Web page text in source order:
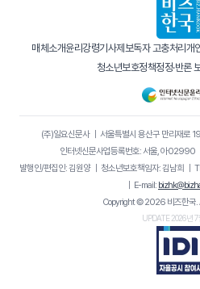
매체소개윤리강령기사제보독자 고충처리 개
청소년보호정책정정·반론
(주)일요신문사｜ 서울특별시 용산구 만리재로
인터넷신문사업등록번호: 서울, 아02990
발행인/편집인: 김원양｜ 청소년보호책임자: 김남희 ｜
｜ E-mail:
Copyright © 2026 비즈한국.
UPDATE 2026년 7